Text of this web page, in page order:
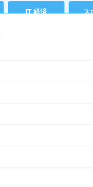
IT 経済 ス